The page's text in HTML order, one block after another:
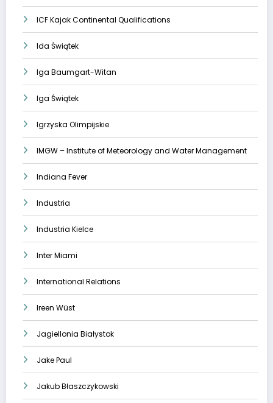
ICF Kajak Continental Qualifications
Ida Świątek
Iga Baumgart-Witan
Iga Świątek
Igrzyska Olimpijskie
IMGW – Institute of Meteorology and Water Management
Indiana Fever
Industria
Industria Kielce
Inter Miami
International Relations
Ireen Wüst
Jagiellonia Białystok
Jake Paul
Jakub Błaszczykowski